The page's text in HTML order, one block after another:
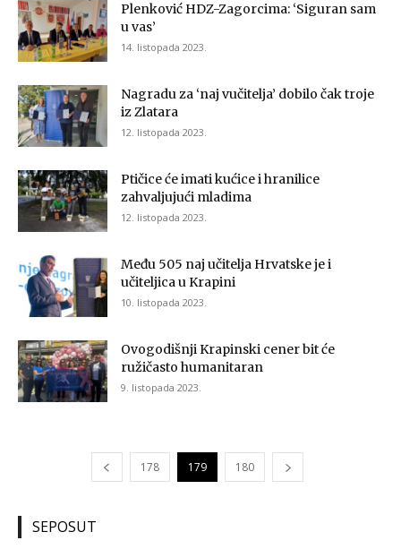
Plenković HDZ-Zagorcima: ‘Siguran sam
u vas’
14. listopada 2023.
Nagradu za ‘naj vučitelja’ dobilo čak troje
iz Zlatara
12. listopada 2023.
Ptičice će imati kućice i hranilice
zahvaljujući mladima
12. listopada 2023.
Među 505 naj učitelja Hrvatske je i
učiteljica u Krapini
10. listopada 2023.
Ovogodišnji Krapinski cener bit će
ružičasto humanitaran
9. listopada 2023.
178 179 180
SEPOSUT